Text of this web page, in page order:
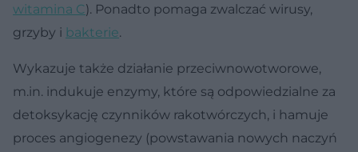
witamina C). Ponadto pomaga zwalczać wirusy,
grzyby i bakterie.
Wykazuje także działanie przeciwnowotworowe,
m.in. indukuje enzymy, które są odpowiedzialne za
detoksykację czynników rakotwórczych, i hamuje
proces angiogenezy (powstawania nowych naczyń